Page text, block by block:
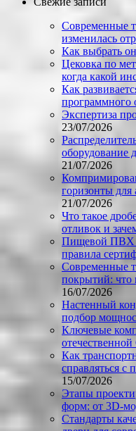
Современные
изменилась
Как выбрать
Цековка по
когда какой
Как
программного
Экспертиза
23/07/2026
оборудование
21/07/2026
горизонты
21/07/2026
Что такое
отливок и
Пищевой ПВХ
правила
Современные
покрытий: что
16/07/2026
Настенный
подбор
Ключевые
Как
справляться с
15/07/2026
Этапы
форм: от 3D-
Стандарты